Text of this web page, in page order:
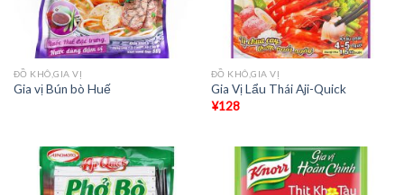
ĐỒ KHÔ,GIA VỊ
Gia vị Bún bò Huế
ĐỒ KHÔ,GIA VỊ
Gia Vị Lẩu Thái Aji-Quick
¥128